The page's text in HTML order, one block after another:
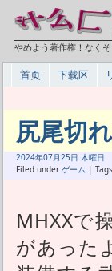
やめよう著作権！なくそ
首页 下载区
尻尾切
2024年07月25日 木曜日
Filed under ゲーム |
MHXXで
があった